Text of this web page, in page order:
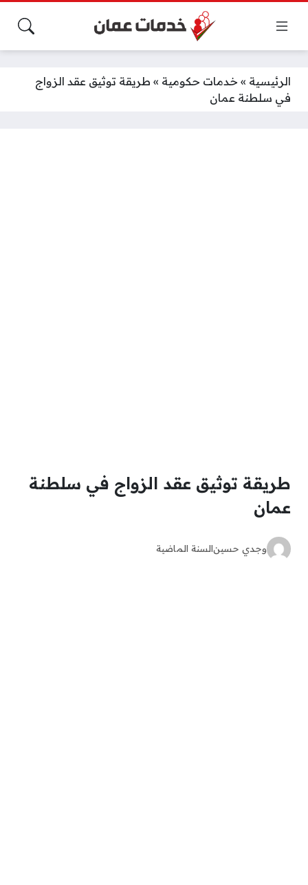
الرئيسية » خدمات حكومية » طريقة توثيق عقد الزواج
في سلطنة عمان
طريقة توثيق عقد الزواج في سلطنة
عمان
وجدي حسينالسنة الماضية